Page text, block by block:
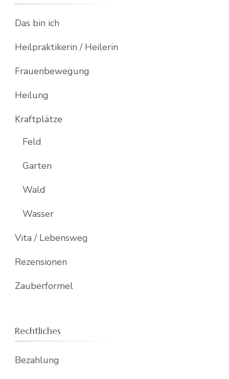
Das bin ich
Heilpraktikerin / Heilerin
Frauenbewegung
Heilung
Kraftplätze
Feld
Garten
Wald
Wasser
Vita / Lebensweg
Rezensionen
Zauberformel
Rechtliches
Bezahlung